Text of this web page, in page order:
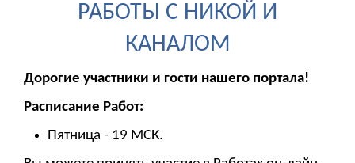
РАБОТЫ С НИКОЙ И
КАНАЛОМ
Дорогие участники и гости нашего портала!
Расписание Работ:
Пятница - 19 МСК.